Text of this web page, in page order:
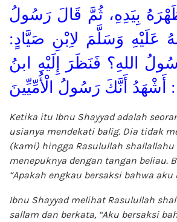
بِيَدِهِ، ثُمَّ قَالَ رَسُولُ
عَلَيْهِ وَسَلَّمَ لاِبْنِ صَيَّادٍ:
اللهِ؟ فَنَظَرَ إِلَيْهِ ابنُ
Ketika itu Ibnu Shayyad adalah
usianya mendekati balig. Dia tidak
(kami) hingga Rasulullah
menepuknya dengan tangan beliau.
“Apakah engkau bersaksi bahwa aku
Ibnu Shayyad melihat Rasulullah
sallam dan berkata, “Aku bersaksi